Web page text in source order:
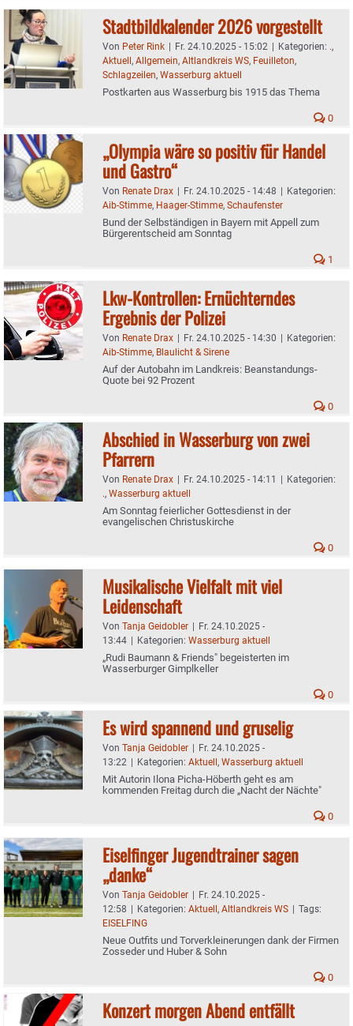
Stadtbildkalender 2026 vorgestellt
Von Peter Rink | Fr. 24.10.2025 - 15:02 | Kategorien: .,
Aktuell, Allgemein, Altlandkreis WS, Feuilleton,
Schlagzeilen, Wasserburg aktuell
Postkarten aus Wasserburg bis 1915 das Thema
0
„Olympia wäre so positiv für Handel
und Gastro“
Von Renate Drax | Fr. 24.10.2025 - 14:48 | Kategorien:
Aib-Stimme, Haager-Stimme, Schaufenster
Bund der Selbständigen in Bayern mit Appell zum
Bürgerentscheid am Sonntag
1
Lkw-Kontrollen: Ernüchterndes
Ergebnis der Polizei
Von Renate Drax | Fr. 24.10.2025 - 14:30 | Kategorien:
Aib-Stimme, Blaulicht & Sirene
Auf der Autobahn im Landkreis: Beanstandungs-
Quote bei 92 Prozent
0
Abschied in Wasserburg von zwei
Pfarrern
Von Renate Drax | Fr. 24.10.2025 - 14:11 | Kategorien:
., Wasserburg aktuell
Am Sonntag feierlicher Gottesdienst in der
evangelischen Christuskirche
0
Musikalische Vielfalt mit viel
Leidenschaft
Von Tanja Geidobler | Fr. 24.10.2025 -
13:44 | Kategorien: Wasserburg aktuell
„Rudi Baumann & Friends" begeisterten im
Wasserburger Gimplkeller
0
Es wird spannend und gruselig
Von Tanja Geidobler | Fr. 24.10.2025 -
13:22 | Kategorien: Aktuell, Wasserburg aktuell
Mit Autorin Ilona Picha-Höberth geht es am
kommenden Freitag durch die „Nacht der Nächte"
0
Eiselfinger Jugendtrainer sagen
„danke“
Von Tanja Geidobler | Fr. 24.10.2025 -
12:58 | Kategorien: Aktuell, Altlandkreis WS | Tags:
EISELFING
Neue Outfits und Torverkleinerungen dank der Firmen
Zosseder und Huber & Sohn
0
Konzert morgen Abend entfällt